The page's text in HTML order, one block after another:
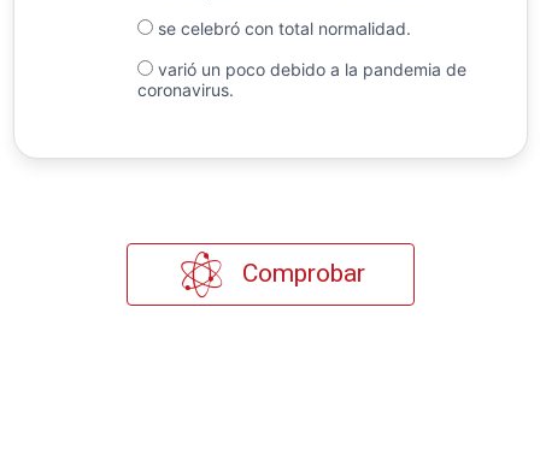
se celebró con total normalidad.
varió un poco debido a la pandemia de
coronavirus.
Comprobar